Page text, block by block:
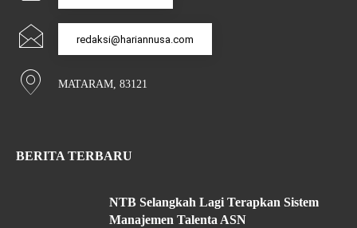
redaksi@hariannusa.com
MATARAM, 83121
BERITA TERBARU
NTB Selangkah Lagi Terapkan Sistem
Manajemen Talenta ASN